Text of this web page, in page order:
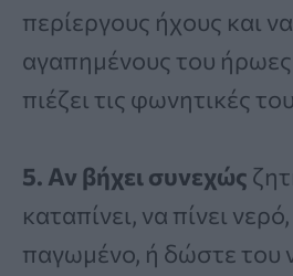
περίεργους ήχους και να
αγαπημένους του ήρωες
πιέζει τις φωνητικές
5. Αν βήχει συνεχώς
καταπίνει, να πίνει
παγωμένο, ή δώστε του